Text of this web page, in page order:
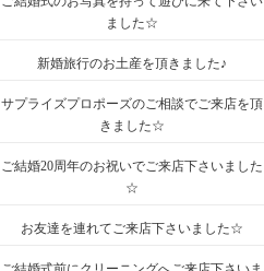
ました☆
新婚旅行のお土産を頂きました♪
サプライズプロポーズのご相談でご来店を頂
きました☆
ご結婚20周年のお祝いでご来店下さいました
☆
お友達を連れてご来店下さいました☆